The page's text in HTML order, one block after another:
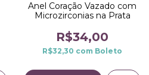
Anel Coração Vazado com
Microzirconias na Prata
R$34,00
R$32,30 com Boleto